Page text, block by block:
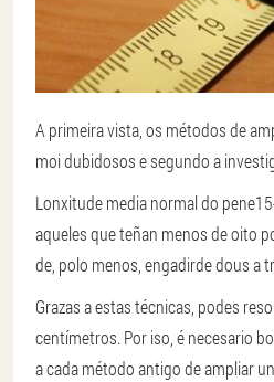
A primeira vista, os métodos de
moi dubidosos e segundo a
Lonxitude media normal do pene
aqueles que teñan menos de oito
de, polo menos, engadirde dous a
Grazas a estas técnicas, podes
centímetros. Por iso, é necesario
a cada método antigo de ampliar